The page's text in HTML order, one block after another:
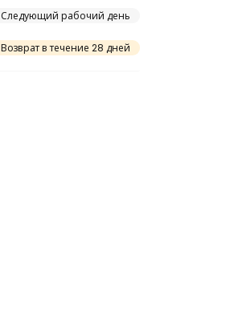
Следующий рабочий день
Возврат в течение 28 дней